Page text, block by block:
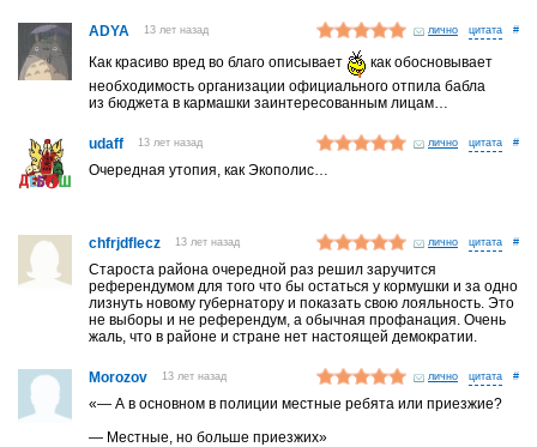
ADYA 13 лет назад лично #
Как красиво вред во благо описывает
как обосновывает
необходимость организации официального отпила бабла
из бюджета в кармашки заинтересованным лицам…
udaff 13 лет назад лично #
Очередная утопия, как Экополис…
chfrjdflecz 13 лет назад лично #
Староста района очередной раз решил заручится
референдумом для того что бы остаться у кормушки и за одно
лизнуть новому губернатору и показать свою лояльность. Это
не выборы и не референдум, а обычная профанация. Очень
жаль, что в районе и стране нет настоящей демократии.
Morozov 13 лет назад лично #
«— А в основном в полиции местные ребята или приезжие?
— Местные, но больше приезжих»